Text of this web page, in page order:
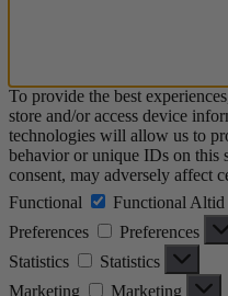
To provide the best
store and/or access device
technologies will allow us to
behavior or unique IDs on this
consent, may adversely affect
Functional
Functional Altid
Preferences
Preferences
Statistics
Statistics
Marketing
Marketing